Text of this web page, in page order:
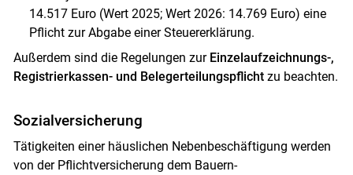
14.517 Euro (Wert 2025; Wert 2026: 14.769 Euro) eine
Pflicht zur Abgabe einer Steuererklärung.
Außerdem sind die Regelungen zur Einzelaufzeichnungs-,
Registrierkassen- und Belegerteilungspflicht zu beachten.
Sozialversicherung
Tätigkeiten einer häuslichen Nebenbeschäftigung werden
von der Pflichtversicherung dem Bauern-